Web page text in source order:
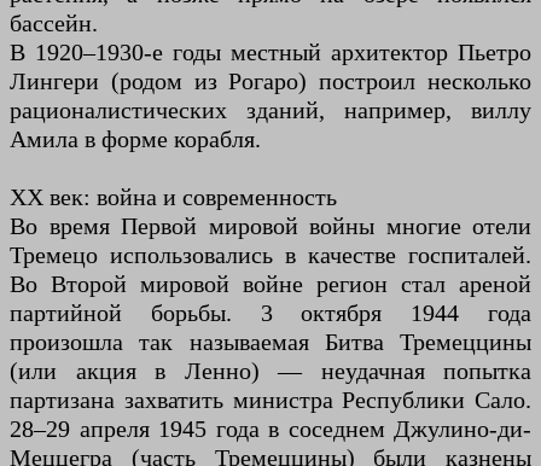
бассейн.
В 1920–1930-е годы местный архитектор Пьетро
Лингери (родом из Рогаро) построил несколько
рационалистических зданий, например, виллу
Амила в форме корабля.
XX век: война и современность
Во время Первой мировой войны многие отели
Тремецо использовались в качестве госпиталей.
Во Второй мировой войне регион стал ареной
партийной борьбы. 3 октября 1944 года
произошла так называемая Битва Тремеццины
(или акция в Ленно) — неудачная попытка
партизана захватить министра Республики Сало.
28–29 апреля 1945 года в соседнем Джулино-ди-
Меццегра (часть Тремеццины) были казнены